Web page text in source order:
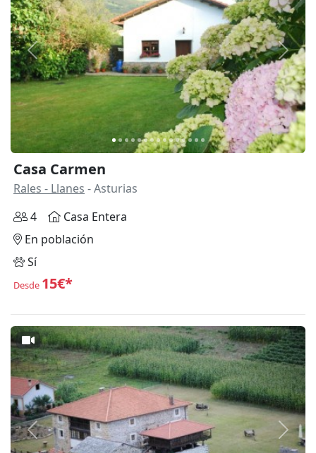
Anterior
Casa Carmen
Rales - Llanes - Asturias
4
Casa Entera
En población
Sí
Desde 15€*
Anterior